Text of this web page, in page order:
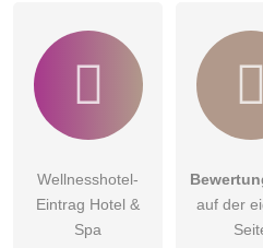
Wellnesshotel-
Eintrag Hotel &
Spa
auf der